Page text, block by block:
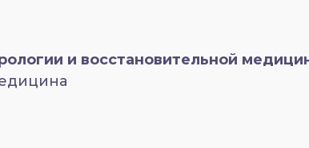
и восстановительной